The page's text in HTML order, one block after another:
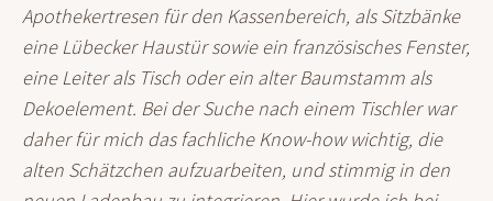
Apotheker­tresen für den Kassen­bereich, als Sitz­bänke
eine Lübecker Haus­tür sowie ein franzö­sisches Fenster,
eine Leiter als Tisch oder ein alter Baum­stamm als
Deko­element. Bei der Suche nach einem Tischler war
daher für mich das fach­liche Know-how wichtig, die
alten Schätz­chen auf­zu­arbeiten, und stim­mig in den